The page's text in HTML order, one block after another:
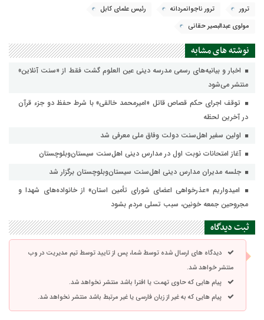
ترور ترور ناجوانمردانه
رئیس علمای کابل
مولوی عبدالبصیر حقانی
نوشته های مشابه
اخبار و بیانیه‌های رسمی مدرسه دینی عین العلوم گشت فقط از «سنت آنلاین»
منتشر می‌شود
توقف اجرای حکم قصاص قاتل «امیرمحمد خالقی» با شرط حفظ دو جزء قرآن
در آخرین لحظه
اولین سفیر اهل‌سنت دولت وفاق ملی معرفی شد
آغاز امتحانات نوبت اول در مدارس دینی اهل‌سنت سیستان‌وبلوچستان
جلسه مدیران مدارس دینی اهل‌سنت سیستان‌وبلوچستان برگزار شد
امیدواریم «عذرخواهی اعضای شورای تأمین استان» از خانواده‌های شهدا و
مجروحین جمعه خونین، سبب تسلی مردم بشود
ثبت دیدگاه
دیدگاه های ارسال شده توسط شما، پس از تایید توسط تیم مدیریت در وب
منتشر خواهد شد.
پیام هایی که حاوی تهمت یا افترا باشد منتشر نخواهد شد.
پیام هایی که به غیر از زبان فارسی یا غیر مرتبط باشد منتشر نخواهد شد.